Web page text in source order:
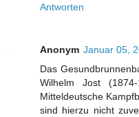
Antworten
Anonym Januar 05,
Das
Wilhelm Jost
Mitteldeutsche
sind hierzu nicht